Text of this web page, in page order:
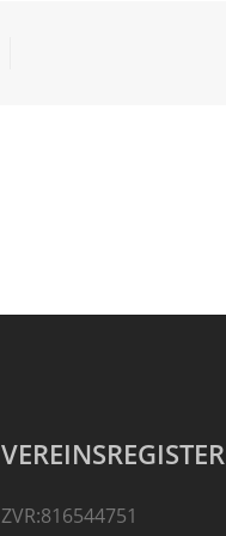
VEREINSREGISTER
ZVR:816544751